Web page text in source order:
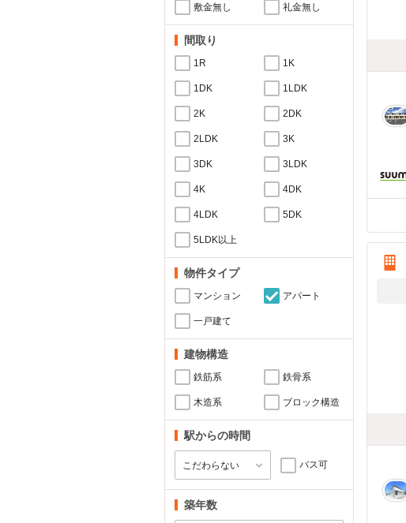
敷金無し 礼金無し
間取り
1R 1K
1DK 1LDK
2K 2DK
2LDK 3K
3DK 3LDK
4K 4DK
4LDK 5DK
5LDK以上
物件タイプ
マンション アパート
一戸建て
建物構造
鉄筋系 鉄骨系
木造系 ブロック構造
駅からの時間
バス可
築年数